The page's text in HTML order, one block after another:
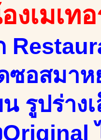
งเมเท
ซอสมาห
น รูปร่าง
Original